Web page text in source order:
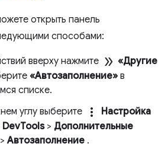
открыть панель
способами:
вверху нажмите double_arrow «Другие
«Автозаполнение» в
списке.
углу выберите
more_vert
Настройка
> Дополнительные
>Автозаполнение .